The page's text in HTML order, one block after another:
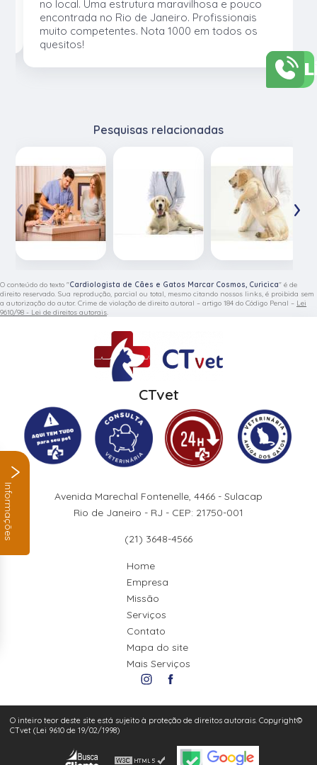
no local. Uma estrutura maravilhosa e pouco
encontrada no Rio de Janeiro. Profissionais
muito competentes. Nota 1000 em todos os
quesitos!
Pesquisas relacionadas
‹ ›
O conteúdo do texto "Cardiologista de Cães e Gatos Marcar Cosmos, Curicica" é de
direito reservado. Sua reprodução, parcial ou total, mesmo citando nossos links, é proibida sem
a autorização do autor. Crime de violação de direito autoral – artigo 184 do Código Penal – Lei
9610/98 - Lei de direitos autorais.
CTvet
Avenida Marechal Fontenelle, 4466 - Sulacap
Rio de Janeiro - RJ - CEP: 21750-001
(21) 3648-4566
Home
Empresa
Missão
Serviços
Contato
Mapa do site
Mais Serviços
O inteiro teor deste site está sujeito à proteção de direitos autorais. Copyright©
CTvet (Lei 9610 de 19/02/1998)
Informações